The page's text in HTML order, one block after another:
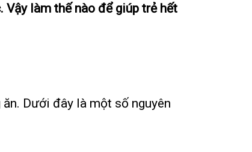
làm thế nào để giúp trẻ hết
Dưới đây là một số nguyên